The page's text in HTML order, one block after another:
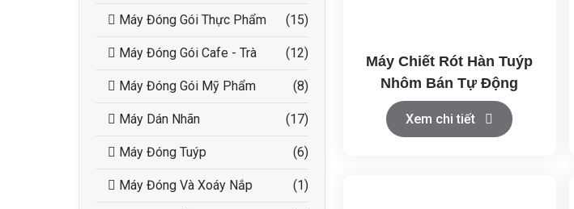
Máy Chiết Rót Hàn Tuýp
Nhôm Bán Tự Động
Xem chi tiết
Máy Đóng Gói Thực Phẩm (15)
Máy Đóng Gói Cafe - Trà (12)
Máy Đóng Gói Mỹ Phẩm (8)
Máy Dán Nhãn (17)
Máy Đóng Tuýp (6)
Máy Đóng Và Xoáy Nắp (1)